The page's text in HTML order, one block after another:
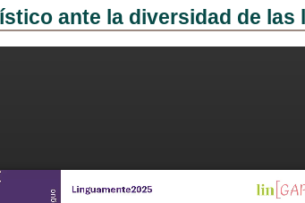
ante la diversidad de las